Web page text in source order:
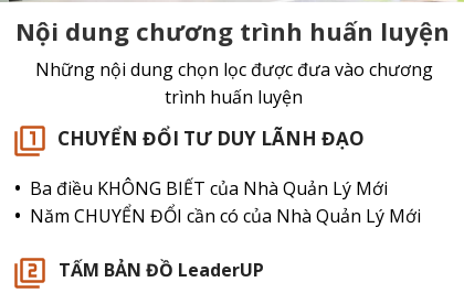
Nội dung chương trình huấn luyện
TẤM BẢN ĐỒ LeaderUP
Những nội dung chọn lọc được đưa vào chương
trình huấn luyện
CHUYỂN ĐỔI TƯ DUY LÃNH ĐẠO
Ba điều KHÔNG BIẾT của Nhà Quản Lý Mới
Năm CHUYỂN ĐỔI cần có của Nhà Quản Lý Mới